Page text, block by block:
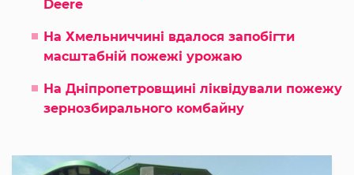
Deere
На Хмельниччині вдалося запобігти
масштабній пожежі урожаю
На Дніпропетровщині ліквідували пожежу
зернозбирального комбайну